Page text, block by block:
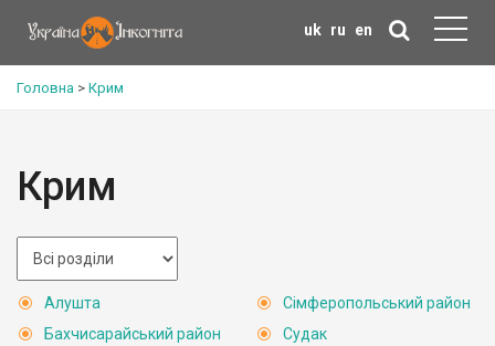
uk ru en
Головна > Крим
Крим
Алушта
Бахчисарайський район
Сімферопольський район
Судак